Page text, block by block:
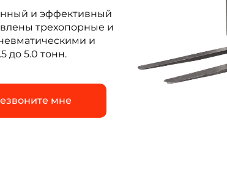
и эффективный
трехопорные и
и
до 5.0 тонн.
мне